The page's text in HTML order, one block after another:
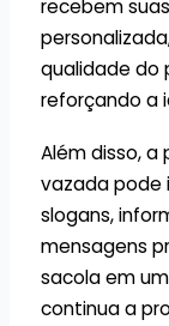
recebem
qualidade do
reforçando a
Além disso,
vazada pode
slogans,
mensagens
sacola em
continua a